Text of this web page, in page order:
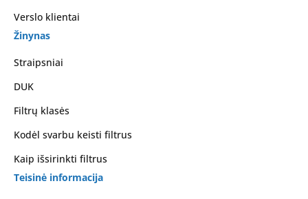
Verslo klientai
Žinynas
Straipsniai
DUK
Filtrų klasės
Kodėl svarbu keisti filtrus
Kaip išsirinkti filtrus
Teisinė informacija